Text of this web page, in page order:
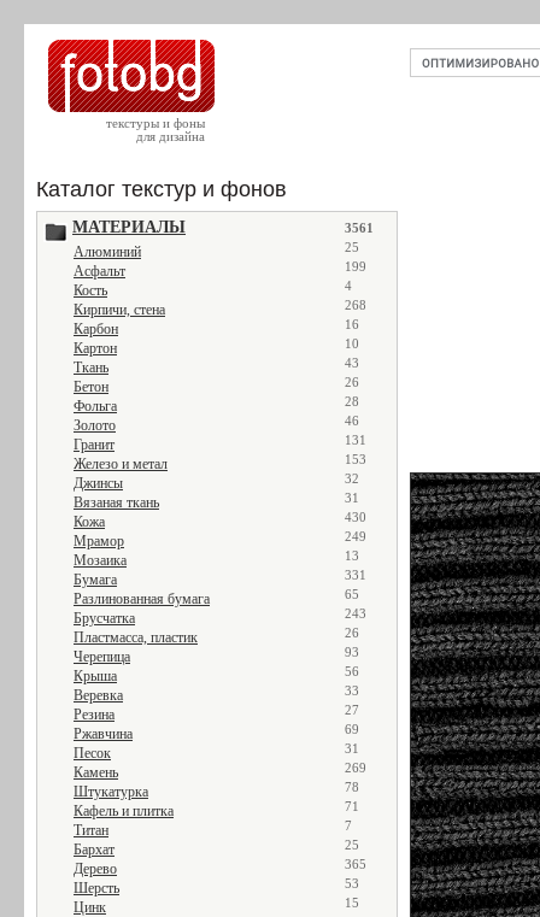
текстуры и фоны
для дизайна
Каталог текстур и фонов
МАТЕРИАЛЫ 3561
Алюминий 25
Асфальт 199
Кость 4
Кирпичи, стена 268
Карбон 16
Картон 10
Ткань 43
Бетон 26
Фольга 28
Золото 46
Гранит 131
Железо и метал 153
Джинсы 32
Вязаная ткань 31
Кожа 430
Мрамор 249
Мозаика 13
Бумага 331
Разлинованная бумага 65
Брусчатка 243
Пластмасса, пластик 26
Черепица 93
Крыша 56
Веревка 33
Резина 27
Ржавчина 69
Песок 31
Камень 269
Штукатурка 78
Кафель и плитка 71
Титан 7
Бархат 25
Дерево 365
Шерсть 53
Цинк 15